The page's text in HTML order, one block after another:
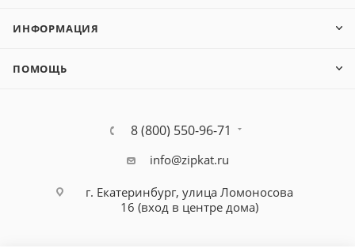
ИНФОРМАЦИЯ
ПОМОЩЬ
8 (800) 550-96-71
info@zipkat.ru
г. Екатеринбург, улица Ломоносова
16 (вход в центре дома)